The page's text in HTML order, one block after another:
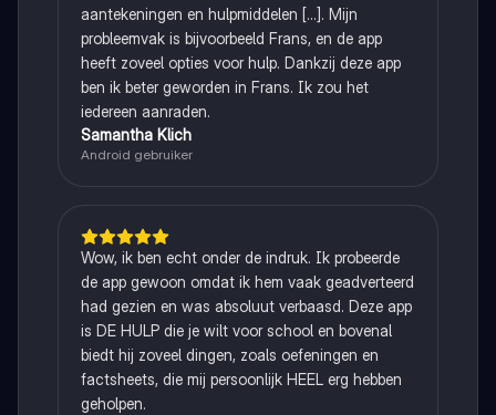
aantekeningen en hulpmiddelen [...]. Mijn
probleemvak is bijvoorbeeld Frans, en de app
heeft zoveel opties voor hulp. Dankzij deze app
ben ik beter geworden in Frans. Ik zou het
iedereen aanraden.
Samantha Klich
Android gebruiker
Wow, ik ben echt onder de indruk. Ik probeerde
de app gewoon omdat ik hem vaak geadverteerd
had gezien en was absoluut verbaasd. Deze app
is DE HULP die je wilt voor school en bovenal
biedt hij zoveel dingen, zoals oefeningen en
factsheets, die mij persoonlijk HEEL erg hebben
geholpen.